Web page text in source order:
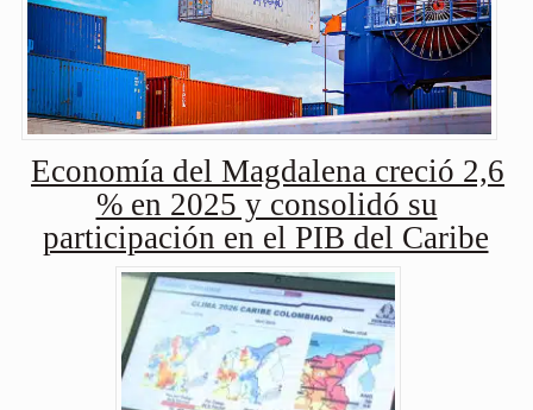
Economía del Magdalena creció 2,6
% en 2025 y consolidó su
participación en el PIB del Caribe